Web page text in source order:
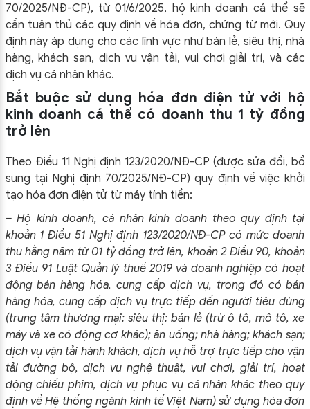
70/2025/NĐ-CP), từ 01/6/2025, hộ kinh doanh cá thể sẽ
cần tuân thủ các quy định về hóa đơn, chứng từ mới. Quy
định này áp dụng cho các lĩnh vực như bán lẻ, siêu thị, nhà
hàng, khách sạn, dịch vụ vận tải, vui chơi giải trí, và các
dịch vụ cá nhân khác.
Bắt buộc sử dụng hóa đơn điện tử với hộ
kinh doanh cá thể có doanh thu 1 tỷ đồng
trở lên
Theo Điều 11 Nghị định 123/2020/NĐ-CP (được sửa đổi, bổ
sung tại Nghị định 70/2025/NĐ-CP) quy định về việc khởi
tạo hóa đơn điện tử từ máy tính tiền:
– Hộ kinh doanh, cá nhân kinh doanh theo quy định tại
khoản 1 Điều 51 Nghị định 123/2020/NĐ-CP có mức doanh
thu hằng năm từ 01 tỷ đồng trở lên, khoản 2 Điều 90, khoản
3 Điều 91 Luật Quản lý thuế 2019 và doanh nghiệp có hoạt
động bán hàng hóa, cung cấp dịch vụ, trong đó có bán
hàng hóa, cung cấp dịch vụ trực tiếp đến người tiêu dùng
(trung tâm thương mại; siêu thị; bán lẻ (trừ ô tô, mô tô, xe
máy và xe có động cơ khác); ăn uống; nhà hàng; khách sạn;
dịch vụ vận tải hành khách, dịch vụ hỗ trợ trực tiếp cho vận
tải đường bộ, dịch vụ nghệ thuật, vui chơi, giải trí, hoạt
động chiếu phim, dịch vụ phục vụ cá nhân khác theo quy
định về Hệ thống ngành kinh tế Việt Nam) sử dụng hóa đơn